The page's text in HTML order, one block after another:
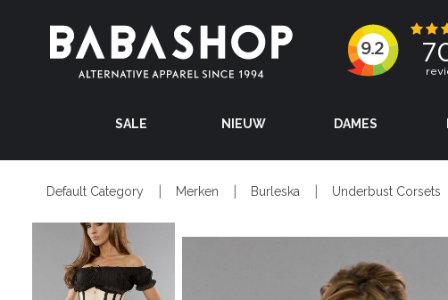
SALE NIEUW DAMES
Default Category Merken Burleska Underbust Corsets